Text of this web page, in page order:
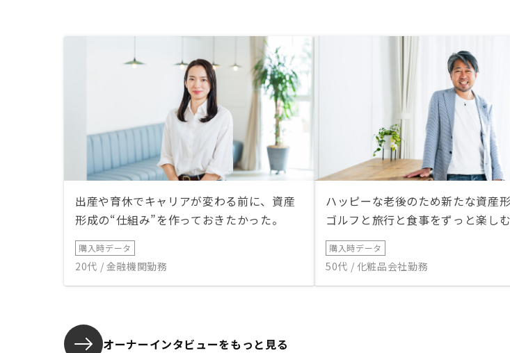
出産や育休でキャリアが変わる前に、資産
形成の“仕組み”を作っておきたかった。
購入時データ
20代 / 金融機関勤務
ハッピーな老後のため新たな資産形
ゴルフと旅行と食事をずっと楽しむ
購入時データ
50代 / 化粧品会社勤務
オーナーインタビューをもっと見る